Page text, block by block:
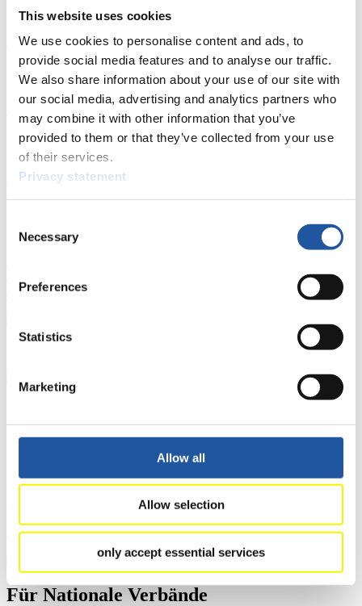
This website uses cookies
We use cookies to personalise content and ads, to
provide social media features and to analyse our traffic.
We also share information about your use of our site with
our social media, advertising and analytics partners who
may combine it with other information that you’ve
provided to them or that they’ve collected from your use
of their services.
Privacy statement
Selection
Necessary
Preferences
Statistics
Marketing
Allow all
Allow selection
only accept essential services
News
AlleAllgemeinKunstbahn RodelnAlpin Rodeln
Rennkalender
Rennkalender als PDF
Ergebnisse
AktuellGesamtständeStatistiken
FIL LIVE TV
Ergebnis-Live-Ticker Kunstbahn
Naturbahn
haben Zugriff auf Athletenbiographien und Informationen zu
Wettkämpfen. Außerdem können Sie Ihre Medienakkreditierung
beantragen, die Grundregeln des Rennrodelsports einsehen und
allgemeine Neuigkeiten einholen.
>> Weiter
Für Nationale Verbände